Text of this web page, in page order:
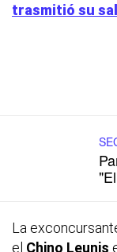
trasmitió su
La
el Chino Leunis